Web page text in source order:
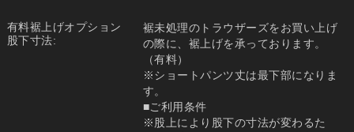
有料裾上げオプション
股下寸法:
裾未処理のトラウザーズをお買い上げ
の際に、裾上げを承っております。
（有料）
※ショートパンツ丈は最下部になりま
す。
■ご利用条件
※股上により股下の寸法が変わるた